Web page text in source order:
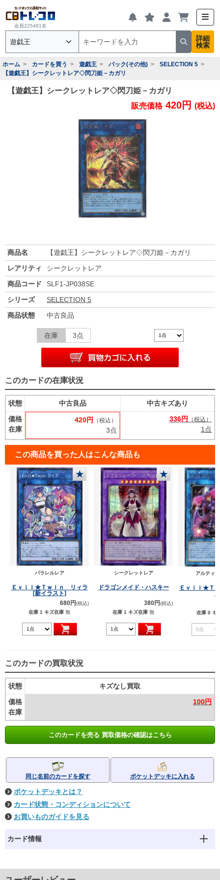
会員225481名
詳細
検索
ホーム カードを買う 遊戯王 パック(その他)
SELECTION 5
【遊戯王】シークレットレア◇閃刀姫－カガリ
【遊戯王】シークレットレア◇閃刀姫－カガリ
販売価格 420円 (税込)
商品名
【遊戯王】シークレットレア◇閃刀姫－カガリ
レアリティ
シークレットレア
商品コード
SLF1-JP038SE
シリーズ
SELECTION 5
商品状態
中古良品
在庫 3点
このカードの在庫状況
状態
価格
在庫
中古良品
420円 （税込）
3点
中古キズあり
336円
（税込）
1点
この商品を買った人はこんな商品も
★
パラレルレア
Ｅｖｉｌ★Ｔｗｉｎ リィラ
[新イラスト]
680円(税込)
在庫 1 キズ在庫 無
★
シークレットレア
ドラゴンメイド・ハスキー
380円(税込)
在庫 1 キズ在庫 無
アルティ
Ｅｖｉｌ★Ｔ
ル
在庫 0 キ
このカードの買取状況
状態
価格
在庫
キズなし買取
100円
このカードを売る 買取価格の確認はこちら
同じ名前のカードを探す ポケットデッキに入れる
ポケットデッキとは？
カード状態・コンディションについて
お買いものガイドを見る
カード情報